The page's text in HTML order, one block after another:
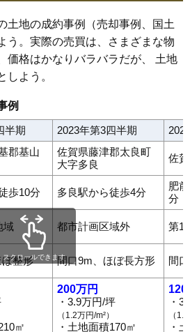
地の成約事例（売却事例、国土
う。実際の売買は、さまざまな物
価格はかなりバラバラだが、 土地
しよう。
例
半期 2023年第3四半期
郡基山
佐賀県藤津郡太良町
大字多良
佐
歩10分 多良駅から徒歩4分
肥
分
域 都市計画区域外 第1
整形 間口9m、ほぼ長方形 間
㎡
200万円
・3.9万円/坪
（1.2万円/m²）
・土地面積170㎡
120
・
（
・
スクロールできます